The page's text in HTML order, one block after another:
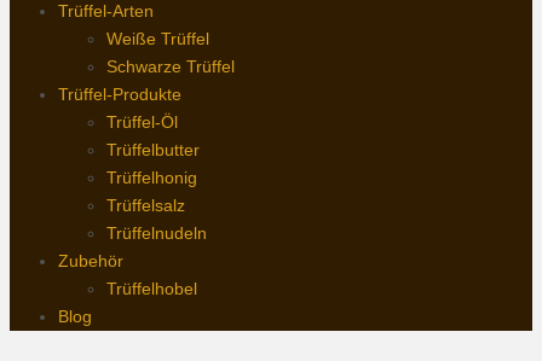
Trüffel-Arten
Weiße Trüffel
Schwarze Trüffel
Trüffel-Produkte
Trüffel-Öl
Trüffelbutter
Trüffelhonig
Trüffelsalz
Trüffelnudeln
Zubehör
Trüffelhobel
Blog